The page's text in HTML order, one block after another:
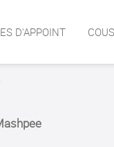
D'APPOINT